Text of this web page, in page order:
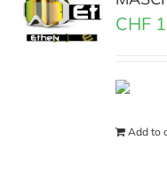
CHF
Add to